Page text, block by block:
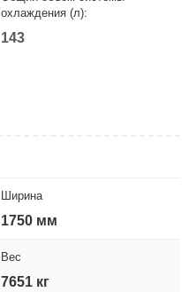
охлаждения (л):
143
Ширина
1750 мм
Вес
7651 кг